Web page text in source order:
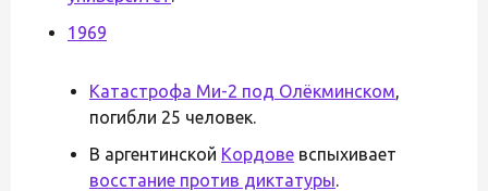
1969
Катастрофа Ми-2 под Олёкминском,
погибли 25 человек.
В аргентинской Кордове вспыхивает
восстание против диктатуры.